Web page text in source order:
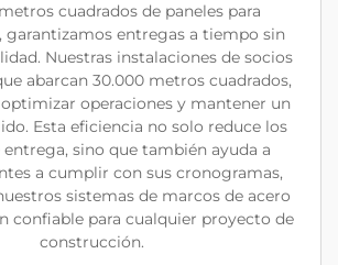
cuadrados de paneles para
garantizamos entregas a tiempo sin
Nuestras instalaciones de socios
abarcan 30.000 metros cuadrados,
operaciones y mantener un
Esta eficiencia no solo reduce los
sino que también ayuda a
a cumplir con sus cronogramas,
sistemas de marcos de acero
confiable para cualquier proyecto de
construcción.